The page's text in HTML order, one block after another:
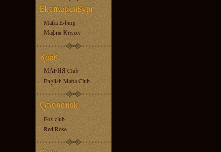
Mafia E-burg
Мафия Ктулху
МАFИЯ Club
English Mafia Club
Fox club
Red Rose